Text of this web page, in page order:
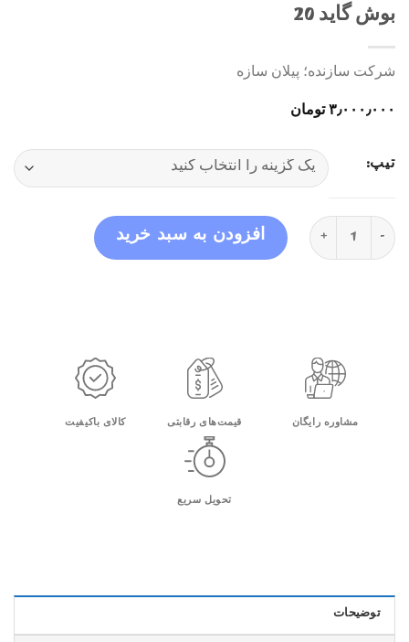
بوش گاید 20
شرکت سازنده؛ پیلان سازه
۳٫۰۰۰٫۰۰۰تومان
تیپ:
بوش گاید 20 عدد افزودن به سبد خرید
مشاوره رایگان قیمت‌های رقابتی کالای باکیفیت
تحویل سریع
توضیحات